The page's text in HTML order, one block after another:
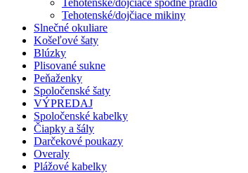
Tehotenské/dojčiace spodné prádlo
Tehotenské/dojčiace mikiny
Slnečné okuliare
Košeľové šaty
Blúzky
Plisované sukne
Peňaženky
Spoločenské šaty
VÝPREDAJ
Spoločenské kabelky
Čiapky a šály
Darčekové poukazy
Overaly
Plážové kabelky